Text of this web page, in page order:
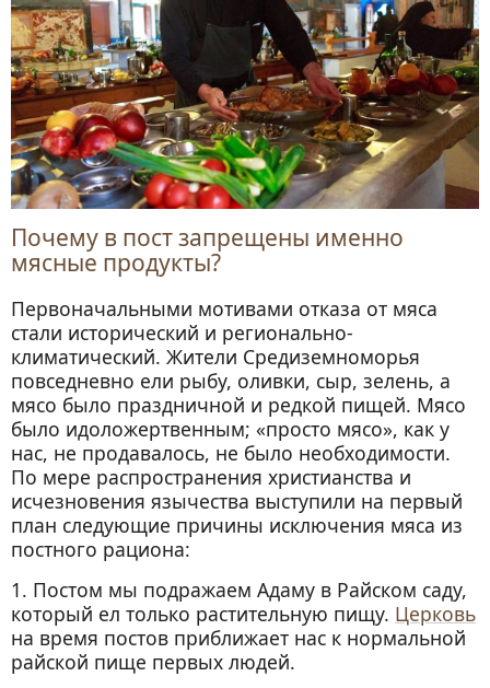
Почему в пост запрещены именно
мясные продукты?
Первоначальными мотивами отказа от мяса
стали исторический и регионально-
климатический. Жители Средиземноморья
повседневно ели рыбу, оливки, сыр, зелень, а
мясо было праздничной и редкой пищей. Мясо
было идоложертвенным; «просто мясо», как у
нас, не продавалось, не было необходимости.
По мере распространения христианства и
исчезновения язычества выступили на первый
план следующие причины исключения мяса из
постного рациона:
1. Постом мы подражаем Адаму в Райском саду,
который ел только растительную пищу. Церковь
на время постов приближает нас к нормальной
райской пище первых людей.